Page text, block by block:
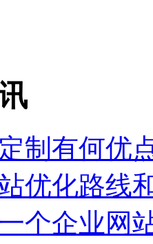
制有何优
优化路线
个企业网